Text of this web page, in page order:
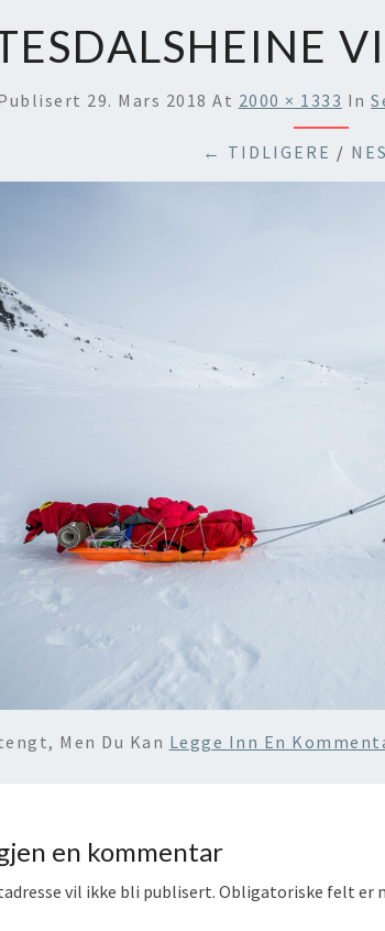
29. Mars 2018 At 2000 × 1333 In
← TIDLIGERE /
Men Du Kan Legge Inn En
en kommentar
vil ikke bli publisert.Obligatoriske felt er